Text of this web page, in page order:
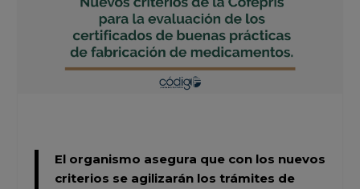
El organismo asegura que con los nuevos
criterios se agilizarán los trámites de